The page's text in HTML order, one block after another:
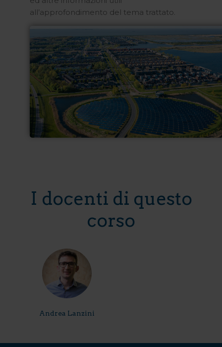
all’approfondimento del tema trattato.
I docenti di questo
corso
Andrea Lanzini